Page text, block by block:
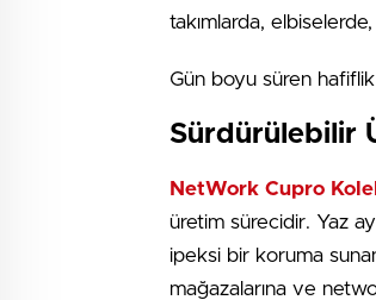
takımlarda,
Gün boyu süren
Sürdürülebilir
NetWork Cupro
üretim sürecidir. Yaz
ipeksi bir koruma
mağazalarına ve